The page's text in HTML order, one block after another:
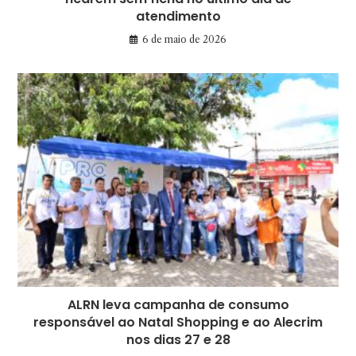
atendimento
6 de maio de 2026
ALRN leva campanha de consumo
responsável ao Natal Shopping e ao Alecrim
nos dias 27 e 28